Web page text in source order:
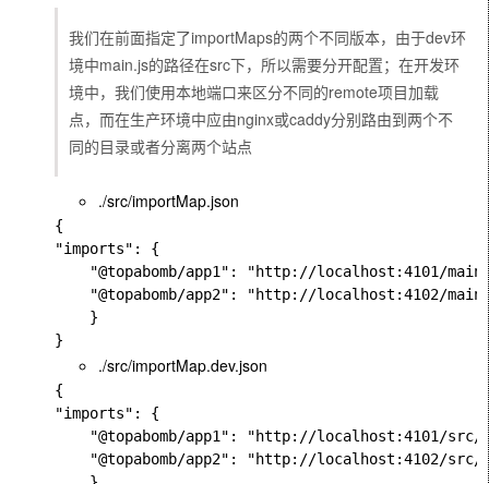
我们在前面指定了importMaps的两个不同版本，由于dev环
境中main.js的路径在src下，所以需要分开配置；在开发环
境中，我们使用本地端口来区分不同的remote项目加载
点，而在生产环境中应由nginx或caddy分别路由到两个不
同的目录或者分离两个站点
./src/importMap.json
{
"imports": {
"@topabomb/app1": "http://localhost:4101/
"@topabomb/app2": "http://localhost:4102/
    }
./src/importMap.dev.json
{
"imports": {
"@topabomb/app1": "http://localhost:4101/src/
"@topabomb/app2": "http://localhost:4102/src/